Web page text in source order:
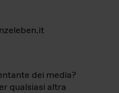
dei media?
qualsiasi altra